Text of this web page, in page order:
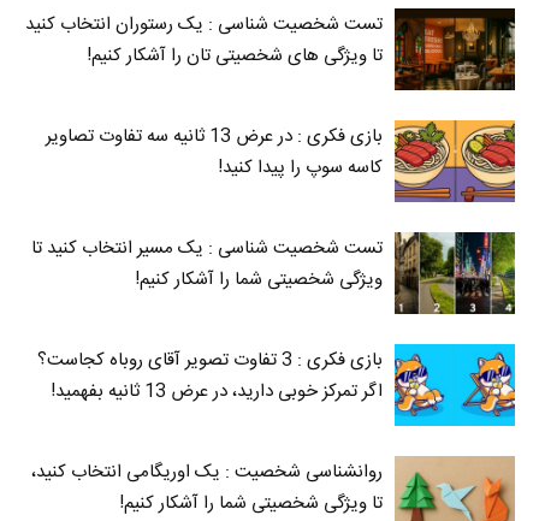
تست شخصیت شناسی : یک رستوران انتخاب کنید
تا ویژگی های شخصیتی تان را آشکار کنیم!
بازی فکری : در عرض 13 ثانیه سه تفاوت تصاویر
کاسه‌ سوپ را پیدا کنید!
تست شخصیت شناسی : یک مسیر انتخاب کنید تا
ویژگی شخصیتی شما را آشکار کنیم!
بازی فکری : 3 تفاوت تصویر آقای روباه کجاست؟
اگر تمرکز خوبی دارید، در عرض 13 ثانیه بفهمید!
روانشناسی شخصیت : یک اوریگامی انتخاب کنید،
تا ویژگی شخصیتی شما را آشکار کنیم!